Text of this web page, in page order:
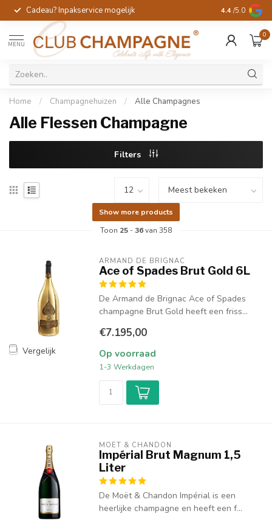
Cadeau? Inpakservice mogelijk Gratis
4.4 /5.0
MENU
0
Home / Champagnehuizen / Alle Champagnes
Alle Flessen Champagne
Filters
Show more products
Toon 25 -36van 358
Vergelijk
ARMAND DE BRIGNAC
Ace of Spades Brut Gold 6L
De Armand de Brignac Ace of Spades
champagne Brut Gold heeft een friss...
€7.195,00
Op voorraad
1-3 Werkdagen
MOËT & CHANDON
Impérial Brut Magnum 1,5
Liter
De Moët & Chandon Impérial is een
heerlijke champagne en heeft een f...